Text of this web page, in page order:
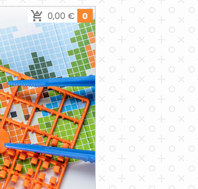
0,00 € 0